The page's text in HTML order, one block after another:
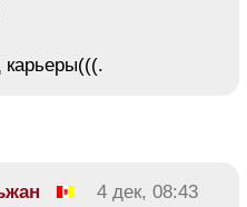
карьеры(((.
4 дек, 08:43